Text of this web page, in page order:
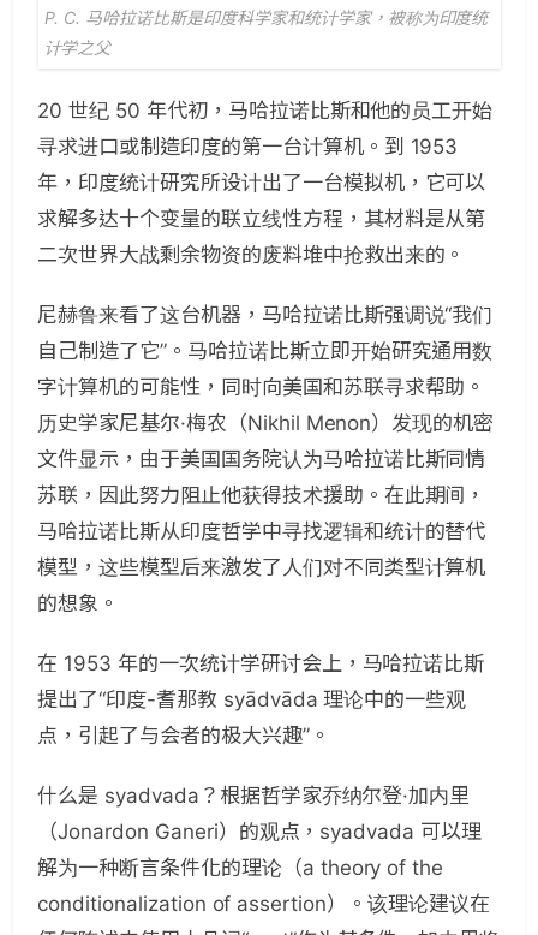
P. C. 马哈拉诺比斯是印度科学家和统计学家，被称为印度统
计学之父
20 世纪 50 年代初，马哈拉诺比斯和他的员工开始
寻求进口或制造印度的第一台计算机。到 1953
年，印度统计研究所设计出了一台模拟机，它可以
求解多达十个变量的联立线性方程，其材料是从第
二次世界大战剩余物资的废料堆中抢救出来的。
尼赫鲁来看了这台机器，马哈拉诺比斯强调说“我们
自己制造了它”。马哈拉诺比斯立即开始研究通用数
字计算机的可能性，同时向美国和苏联寻求帮助。
历史学家尼基尔·梅农（Nikhil Menon）发现的机密
文件显示，由于美国国务院认为马哈拉诺比斯同情
苏联，因此努力阻止他获得技术援助。在此期间，
马哈拉诺比斯从印度哲学中寻找逻辑和统计的替代
模型，这些模型后来激发了人们对不同类型计算机
的想象。
在 1953 年的一次统计学研讨会上，马哈拉诺比斯
提出了“印度-耆那教 syādvāda 理论中的一些观
点，引起了与会者的极大兴趣”。
什么是 syadvada？根据哲学家乔纳尔登·加内里
（Jonardon Ganeri）的观点，syadvada 可以理
解为一种断言条件化的理论（a theory of the
conditionalization of assertion）。该理论建议在